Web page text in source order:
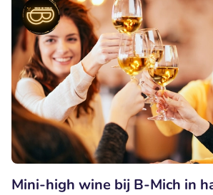
Mini-high wine bij B-Mich in